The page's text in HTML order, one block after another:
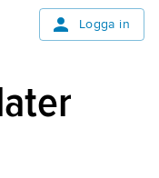
Logga in